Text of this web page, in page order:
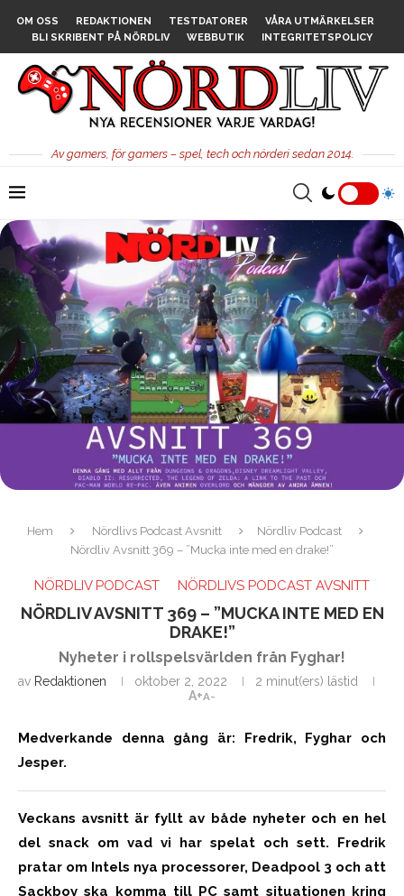
OM OSS REDAKTIONEN TESTDATORER
VÅRA UTMÄRKELSER
BLI SKRIBENT PÅ NÖRDLIV
WEBBUTIK INTEGRITETSPOLICY
Av gamers, för gamers – spel, tech och nörderi sedan 2014.
Hem Nördlivs Podcast Avsnitt
Nördliv Podcast
Nördliv Avsnitt 369 – ”Mucka inte med en drake!”
NÖRDLIV PODCAST NÖRDLIVS PODCAST AVSNITT
NÖRDLIV AVSNITT 369 – ”MUCKA INTE MED EN
DRAKE!”
Nyheter i rollspelsvärlden från Fyghar!
av Redaktionen oktober 2, 2022
2 minut(ers) lästid
A+A-
Medverkande denna gång är: Fredrik, Fyghar och
Jesper.
Veckans avsnitt är fyllt av både nyheter och en hel
del snack om vad vi har spelat och sett. Fredrik
pratar om Intels nya processorer, Deadpool 3 och att
Sackboy ska komma till PC samt situationen kring